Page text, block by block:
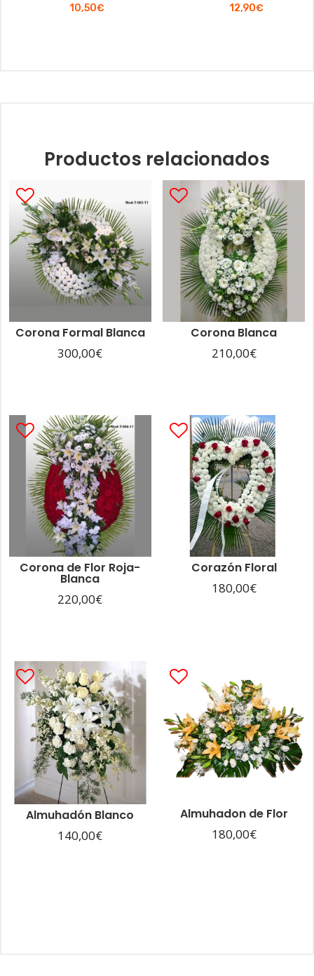
10,50€ 12,90€
Productos relacionados
Corona Formal Blanca
300,00€
Corona Blanca
210,00€
Corona de Flor Roja-
Blanca
220,00€
Corazón Floral
180,00€
Almuhadón Blanco
140,00€
Almuhadon de Flor
180,00€